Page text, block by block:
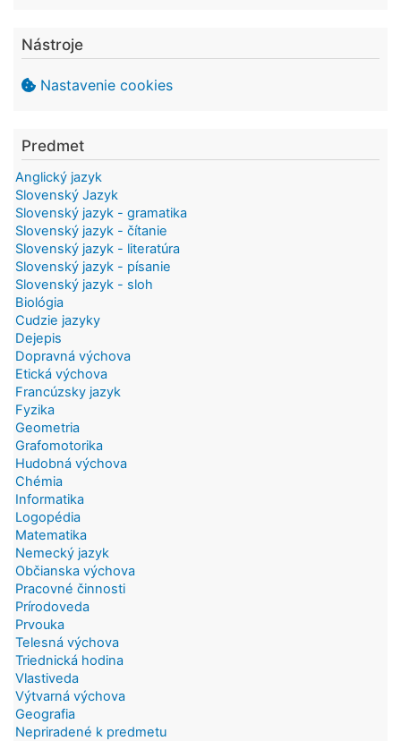
Nástroje
Nastavenie cookies
Predmet
Anglický jazyk
Slovenský Jazyk
Slovenský jazyk - gramatika
Slovenský jazyk - čítanie
Slovenský jazyk - literatúra
Slovenský jazyk - písanie
Slovenský jazyk - sloh
Biológia
Cudzie jazyky
Dejepis
Dopravná výchova
Etická výchova
Francúzsky jazyk
Fyzika
Geometria
Grafomotorika
Hudobná výchova
Chémia
Informatika
Logopédia
Matematika
Nemecký jazyk
Občianska výchova
Pracovné činnosti
Prírodoveda
Prvouka
Telesná výchova
Triednická hodina
Vlastiveda
Výtvarná výchova
Geografia
Nepriradené k predmetu